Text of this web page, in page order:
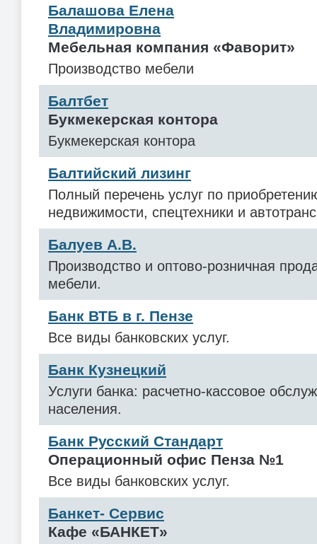
Балашова Елена
Владимировна
Мебельная компания «Фаворит»
Производство мебели
Балтбет
Букмекерская контора
Букмекерская контора
Балтийский лизинг
Полный перечень услуг по
недвижимости, спецтехники и
Балуев А.В.
Производство и оптово-розничная
мебели.
Банк ВТБ в г. Пензе
Все виды банковских услуг.
Банк Кузнецкий
Услуги банка: расчетно-кассовое
населения.
Банк Русский Стандарт
Операционный офис Пенза №1
Все виды банковских услуг.
Банкет- Сервис
Кафе «БАНКЕТ»